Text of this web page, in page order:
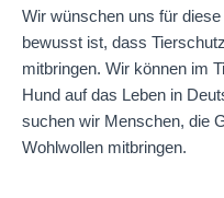
Wir wünschen uns für
bewusst ist, dass
mitbringen. Wir können im
Hund auf das Leben in
suchen wir Menschen, die
Wohlwollen mitbringen.